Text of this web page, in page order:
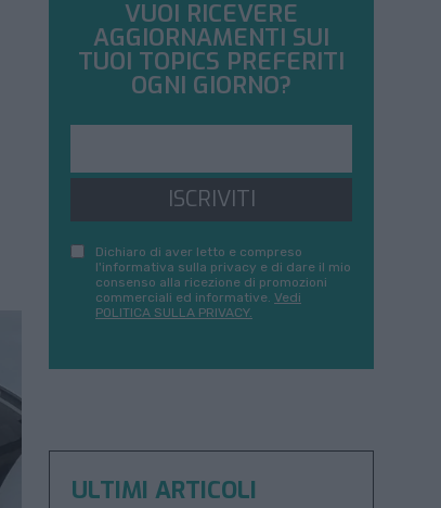
VUOI RICEVERE
AGGIORNAMENTI SUI
TUOI TOPICS PREFERITI
OGNI GIORNO?
ISCRIVITI
Dichiaro di aver letto e compreso
l'informativa sulla privacy e di dare il mio
consenso alla ricezione di promozioni
commerciali ed informative. Vedi
POLITICA SULLA PRIVACY.
ULTIMI ARTICOLI